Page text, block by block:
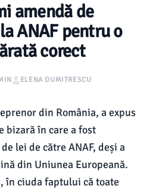
amendă de
ANAF pentru o
corect
ELENA DUMITRESCU
din România, a expus
bizară în care a fost
lei de către ANAF, deși a
din Uniunea Europeană.
în ciuda faptului că toate